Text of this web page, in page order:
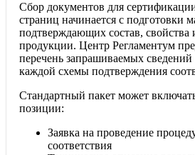
Сбор документов для
страниц начинается с подготовки
подтверждающих состав, свойства
продукции. Центр Регламентум
перечень запрашиваемых
каждой схемы подтверждения
Стандартный пакет может
позиции:
Заявка на проведение
соответствия